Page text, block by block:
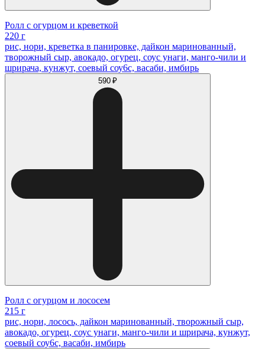
Ролл с огурцом и креветкой
220 г
рис, нори, креветка в панировке, дайкон маринованный,
творожный сыр, авокадо, огурец, соус унаги, манго-чили и
шрирача, кунжут, соевый соу6с, васаби, имбирь
590 ₽
Ролл с огурцом и лососем
215 г
рис, нори, лосось, дайкон маринованный, творожный сыр,
авокадо, огурец, соус унаги, манго-чили и шрирача, кунжут,
соевый соу6с, васаби, имбирь